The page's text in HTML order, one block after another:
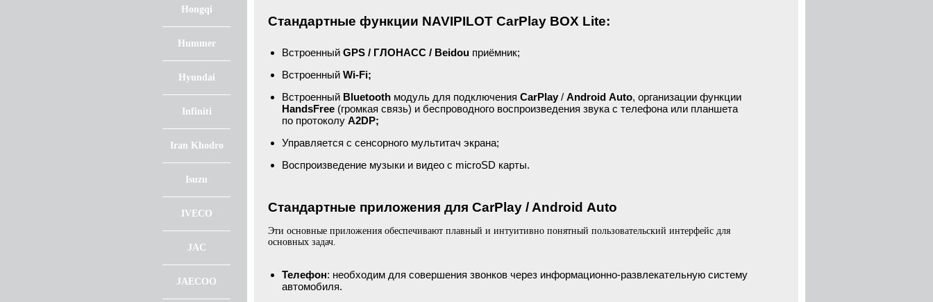
Hongqi
Hummer
Hyundai
Infiniti
Iran Khodro
Isuzu
IVECO
JAC
JAECOO
Стандартные функции NAVIPILOT CarPlay BOX Lite:
Встроенный GPS / ГЛОНАСС / Beidou приёмник;
Встроенный Wi-Fi;
Встроенный Bluetooth модуль для подключения CarPlay / Android Auto, организации функции
HandsFree (громкая связь) и беспроводного воспроизведения звука с телефона или планшета
по протоколу A2DP;
Управляется с сенсорного мультитач экрана;
Воспроизведение музыки и видео с microSD карты.
Стандартные приложения для CarPlay / Android Auto
Эти основные приложения обеспечивают плавный и интуитивно понятный пользовательский интерфейс для
основных задач.
Телефон: необходим для совершения звонков через информационно-развлекательную систему
автомобиля.